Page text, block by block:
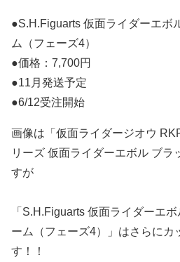
●S.H.Figuarts 仮面ライダーエボ
ム（フェーズ4）
●価格：7,700円
●11月発送予定
●6/12受注開始
画像は「仮面ライダージオウ
リーズ 仮面ライダーエボル ブラ
すが
「S.H.Figuarts 仮面ライダーエ
ーム（フェーズ4）」はさらにカ
す！！